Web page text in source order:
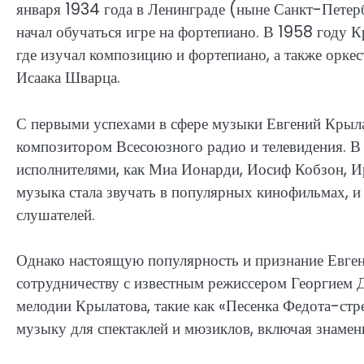
января 1934 года в Ленинграде (ныне Санкт-
начал обучаться игре на фортепиано. В 1958 году
где изучал композицию и фортепиано, а также
Исаака Шварца.
С первыми успехами в сфере музыки Евгений
композитором Всесоюзного радио и телевидения.
исполнителями, как Миа Ионарди, Иосиф Кобзон,
музыка стала звучать в популярных кинофильмах,
слушателей.
Однако настоящую популярность и признание
сотрудничеству с известным режиссером
мелодии Крылатова, такие как «Песенка Федота-
музыку для спектаклей и мюзиклов, включая